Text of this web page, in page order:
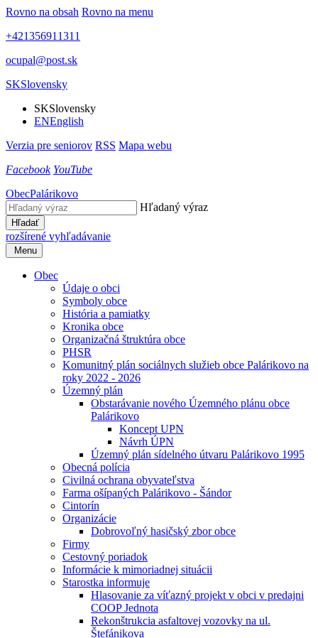
Rovno na obsah Rovno na menu
+421356911311
ocupal@post.sk
SKSlovensky
SKSlovensky
ENEnglish
Verzia pre seniorov RSS Mapa webu
Facebook YouTube
ObecPalárikovo
Hľadaný výraz
Hľadať
rozšírené vyhľadávanie
Menu
Obec
Údaje o obci
Symboly obce
História a pamiatky
Kronika obce
Organizačná štruktúra obce
PHSR
Komunitný plán sociálnych služieb obce Palárikovo na
roky 2022 - 2026
Územný plán
Obstarávanie nového Územného plánu obce
Palárikovo
Koncept UPN
Návrh ÚPN
Územný plán sídelného útvaru Palárikovo 1995
Obecná polícia
Civilná ochrana obyvateľstva
Farma ošípaných Palárikovo - Šándor
Cintorín
Organizácie
Dobrovoľný hasičský zbor obce
Firmy
Cestovný poriadok
Informácie k mimoriadnej situácii
Starostka informuje
Hlasovanie za víťazný projekt v obci v predajni
COOP Jednota
Rekonštrukcia asfaltovej vozovky na ul.
Štefánikova